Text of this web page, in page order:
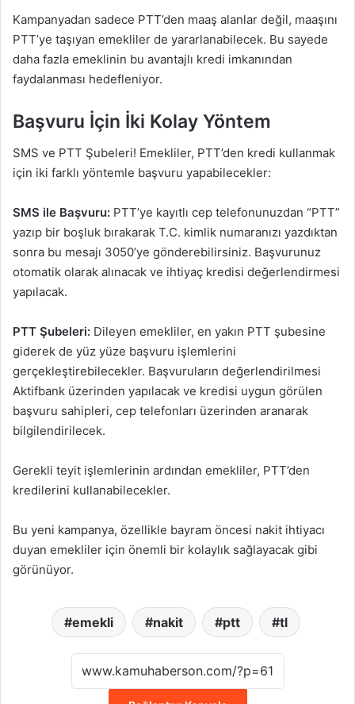
Kampanyadan sadece PTT’den maaş alanlar değil, maaşını
PTT’ye taşıyan emekliler de yararlanabilecek. Bu sayede
daha fazla emeklinin bu avantajlı kredi imkanından
faydalanması hedefleniyor.
Başvuru İçin İki Kolay Yöntem
SMS ve PTT Şubeleri! Emekliler, PTT’den kredi kullanmak
için iki farklı yöntemle başvuru yapabilecekler:
SMS ile Başvuru: PTT’ye kayıtlı cep telefonunuzdan “PTT”
yazıp bir boşluk bırakarak T.C. kimlik numaranızı yazdıktan
sonra bu mesajı 3050’ye gönderebilirsiniz. Başvurunuz
otomatik olarak alınacak ve ihtiyaç kredisi değerlendirmesi
yapılacak.
PTT Şubeleri: Dileyen emekliler, en yakın PTT şubesine
giderek de yüz yüze başvuru işlemlerini
gerçekleştirebilecekler. Başvuruların değerlendirilmesi
Aktifbank üzerinden yapılacak ve kredisi uygun görülen
başvuru sahipleri, cep telefonları üzerinden aranarak
bilgilendirilecek.
Gerekli teyit işlemlerinin ardından emekliler, PTT’den
kredilerini kullanabilecekler.
Bu yeni kampanya, özellikle bayram öncesi nakit ihtiyacı
duyan emekliler için önemli bir kolaylık sağlayacak gibi
görünüyor.
emekli nakit ptt tl